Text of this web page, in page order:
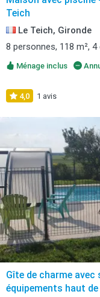
Teich
Le Teich, Gironde
8 personnes, 118 m²,
Ménage inclus
4,0 1 avis
Gîte de charme
équipements haut